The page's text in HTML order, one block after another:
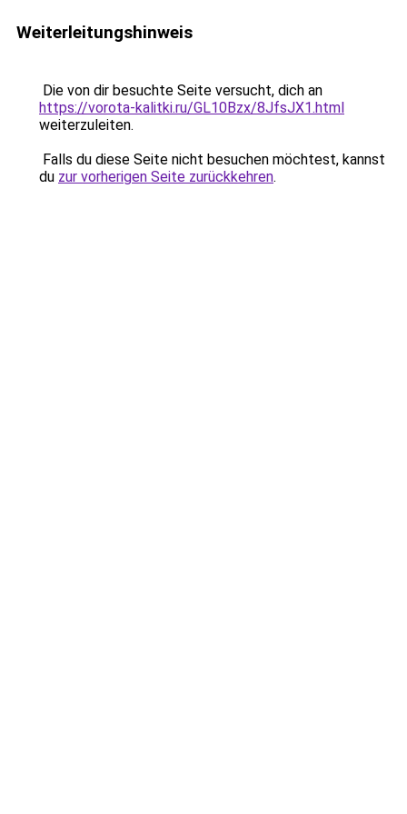
Weiterleitungshinweis
Die von dir besuchte Seite versucht, dich an
https://vorota-kalitki.ru/GL10Bzx/8JfsJX1.html
weiterzuleiten.
Falls du diese Seite nicht besuchen möchtest, kannst
du zur vorherigen Seite zurückkehren.